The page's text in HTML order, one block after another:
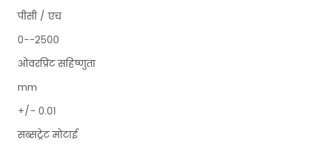
पीसी / एच
0--2500
ओवरप्रिंट सहिष्णुता
mm
+/- 0.01
सब्सट्रेट मोटाई